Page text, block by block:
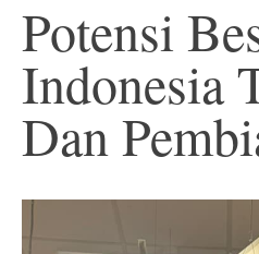
Potensi
Indonesia
Dan